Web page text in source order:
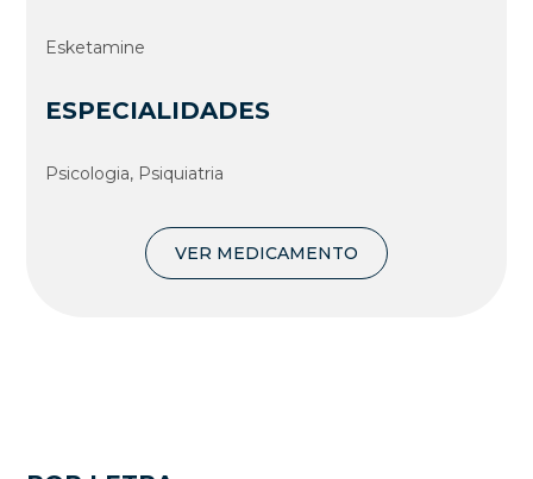
Esketamine
ESPECIALIDADES
Psicologia, Psiquiatria
VER MEDICAMENTO